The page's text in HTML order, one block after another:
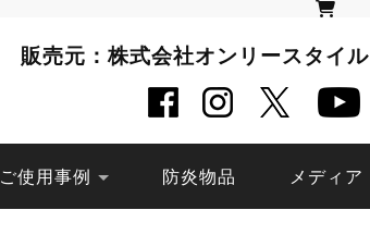
販売元：株式会社オンリースタイル
ご使用事例 防炎物品 メディア